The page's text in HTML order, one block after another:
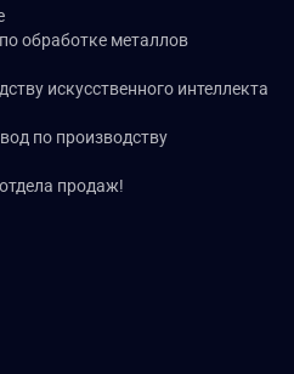
обработке металлов
искусственного интеллекта
по производству
продаж!